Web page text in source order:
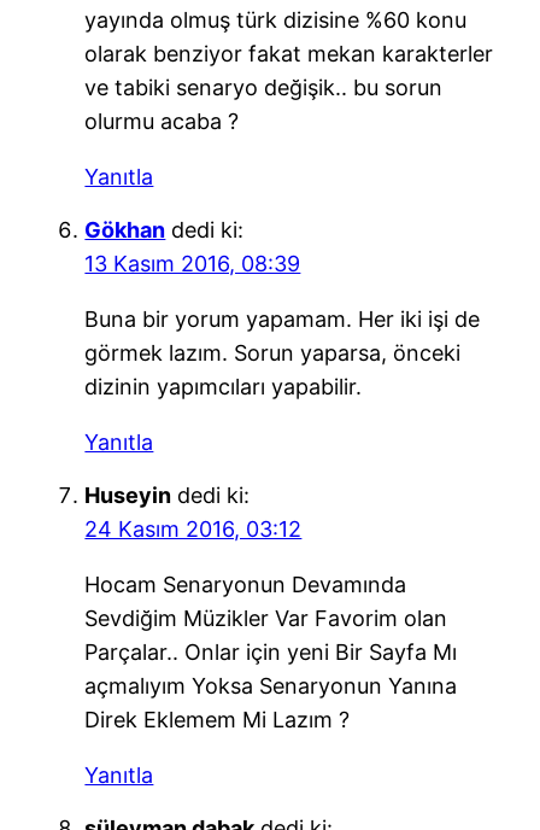
yayında olmuş türk dizisine %60 konu
olarak benziyor fakat mekan karakterler
ve tabiki senaryo değişik.. bu sorun
olurmu acaba ?
Yanıtla
Gökhan dedi ki:
13 Kasım 2016, 08:39
Buna bir yorum yapamam. Her iki işi de
görmek lazım. Sorun yaparsa, önceki
dizinin yapımcıları yapabilir.
Yanıtla
Huseyin dedi ki:
24 Kasım 2016, 03:12
Hocam Senaryonun Devamında
Sevdiğim Müzikler Var Favorim olan
Parçalar.. Onlar için yeni Bir Sayfa Mı
açmalıyım Yoksa Senaryonun Yanına
Direk Eklemem Mi Lazım ?
Yanıtla